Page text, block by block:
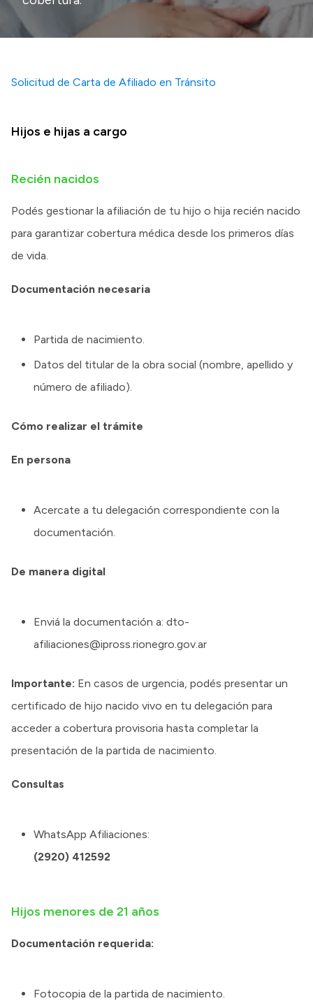
Solicitud de Carta de Afiliado en Tránsito
Hijos e hijas a cargo
Recién nacidos
Podés gestionar la afiliación de tu hijo o hija recién nacido
para garantizar cobertura médica desde los primeros días
de vida.
Documentación necesaria
Partida de nacimiento.
Datos del titular de la obra social (nombre, apellido y
número de afiliado).
Cómo realizar el trámite
En persona
Acercate a tu delegación correspondiente con la
documentación.
De manera digital
Enviá la documentación a: dto-
afiliaciones@ipross.rionegro.gov.ar
Importante: En casos de urgencia, podés presentar un
certificado de hijo nacido vivo en tu delegación para
acceder a cobertura provisoria hasta completar la
presentación de la partida de nacimiento.
Consultas
WhatsApp Afiliaciones:
(2920) 412592
Hijos menores de 21 años
Documentación requerida:
Fotocopia de la partida de nacimiento.